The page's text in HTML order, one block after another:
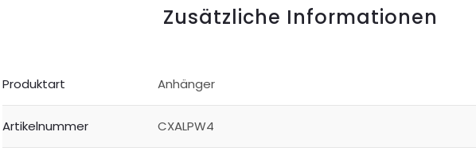
Zusätzliche Informationen
Produktart Anhänger
Artikelnummer CXALPW4